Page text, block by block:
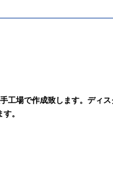
工場で作成致します。ディ
。